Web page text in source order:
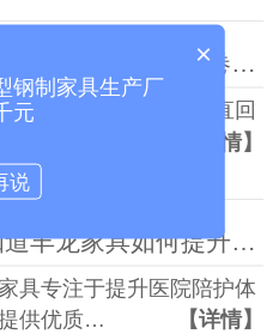
为什么选择丰龙智能案卷柜和垂直回转柜？
供的智能案卷柜和垂直回
【详情】
你知道丰龙家具如何提升陪护体验吗？
具专注于提升医院陪护体
供优质…
【详情】
×
钢制家具生产厂
元
说